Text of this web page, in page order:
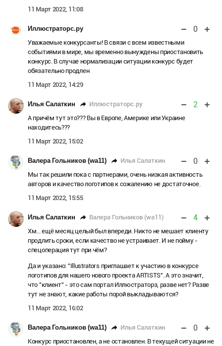
11 Март 2022, 11:08
Иллюстраторс.ру 0
Уважаемые конкурсанты! В связи с всем известными
событиями в мире, мы временно вынуждены приостановить
конкурс. В случае нормализации ситуации конкурс будет
обязательно продлен
11 Март 2022, 14:29
Илья Салаткин Иллюстраторс.ру 2
А причём тут это??? Вы в Европе, Америке или Украине
находитесь???
11 Март 2022, 15:02
Валера Гольников (wa11) Илья Салаткин 0
Мы так решили пока с партнерами, очень низкая активность
авторов и качество логотипов к сожалению не достаточное.
11 Март 2022, 15:55
Илья Салаткин Валера Гольников (wa11) 4
Хм... ещё месяц целый был впереди. Никто не мешает клиенту
продлить сроки, если качество не устраивает. И не пойму -
спецоперация тут при чём?
Да и указано: "Illustrators приглашает к участию в конкурсе
логотипов для нашего нового проекта ARTISTS". А это значит,
что "клиент" - это сам портал Иллюстраторз, разве нет? Разве
тут не знают, какие работы порой выкладываются?
11 Март 2022, 16:02
Валера Гольников (wa11) Илья Салаткин 0
Конкурс приостановлен, а не остановлен. В текущей ситуации не